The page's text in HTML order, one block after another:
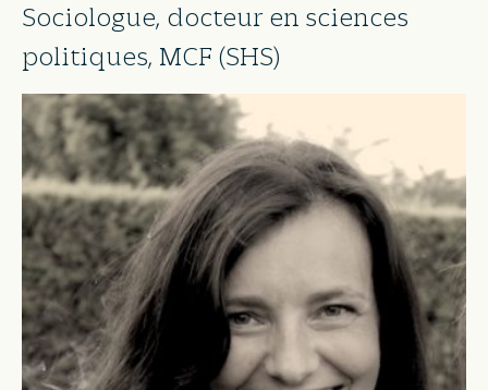
Sociologue, docteur en sciences
politiques, MCF (SHS)